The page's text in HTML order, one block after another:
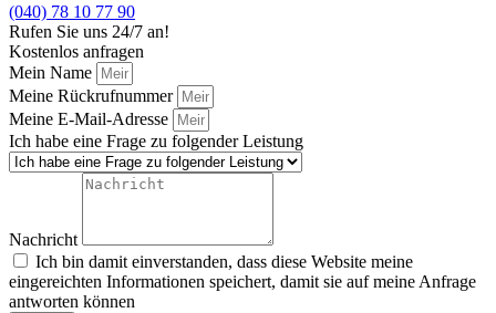
(040) 78 10 77 90
Rufen Sie uns 24/7 an!
Kostenlos anfragen
Mein Name
Meine Rückrufnummer
Meine E-Mail-Adresse
Ich habe eine Frage zu folgender Leistung
Nachricht
Ich bin damit einverstanden, dass diese Website meine
eingereichten Informationen speichert, damit sie auf meine Anfrage
antworten können